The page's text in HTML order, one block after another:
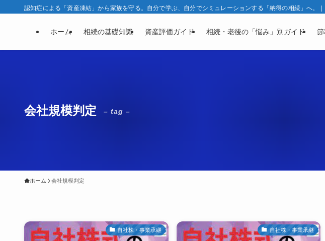
認知症による「資産凍結」から家族を守る。自分で学ぶ、自分でシミュレーションする「納得の相続」へ。
ホーム 相続の基礎知識 資産評価ガイド 相続・老後の「悩み」別ガイド
会社規模判定 – tag –
ホーム 会社規模判定
自社株・事業承継 自社株・事業承継